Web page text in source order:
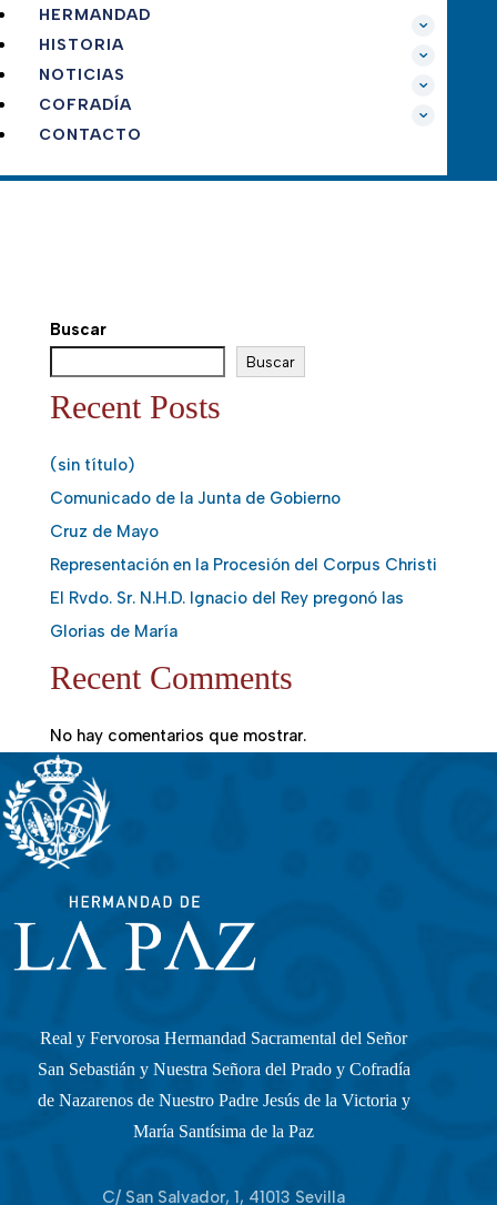
HERMANDAD
HISTORIA
NOTICIAS
COFRADÍA
CONTACTO
Buscar
Buscar
Recent Posts
(sin título)
Comunicado de la Junta de Gobierno
Cruz de Mayo
Representación en la Procesión del Corpus Christi
El Rvdo. Sr. N.H.D. Ignacio del Rey pregonó las
Glorias de María
Recent Comments
No hay comentarios que mostrar.
Real y Fervorosa Hermandad Sacramental del Señor
San Sebastián y Nuestra Señora del Prado y Cofradía
de Nazarenos de Nuestro Padre Jesús de la Victoria y
María Santísima de la Paz
C/ San Salvador, 1, 41013 Sevilla